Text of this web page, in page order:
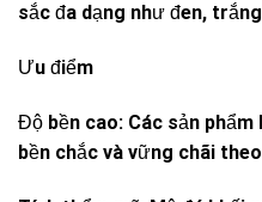
sắc đa dạng như đen,
Ưu điểm
Độ bền cao: Các sản
bền chắc và vững chãi